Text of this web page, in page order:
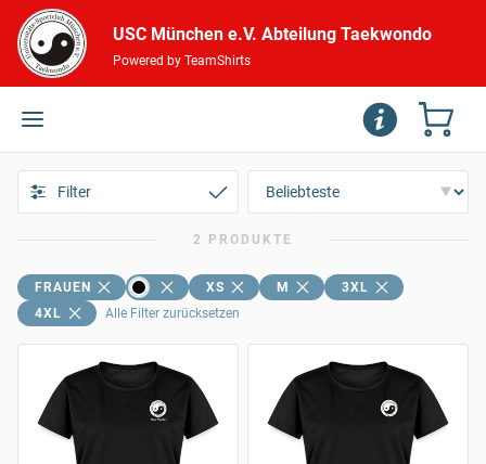
USC München e.V. Abteilung Taekwondo
Powered by TeamShirts
Filter
2 PRODUKTE
FRAUEN XS M
3XL
4XL
Alle Filter zurücksetzen